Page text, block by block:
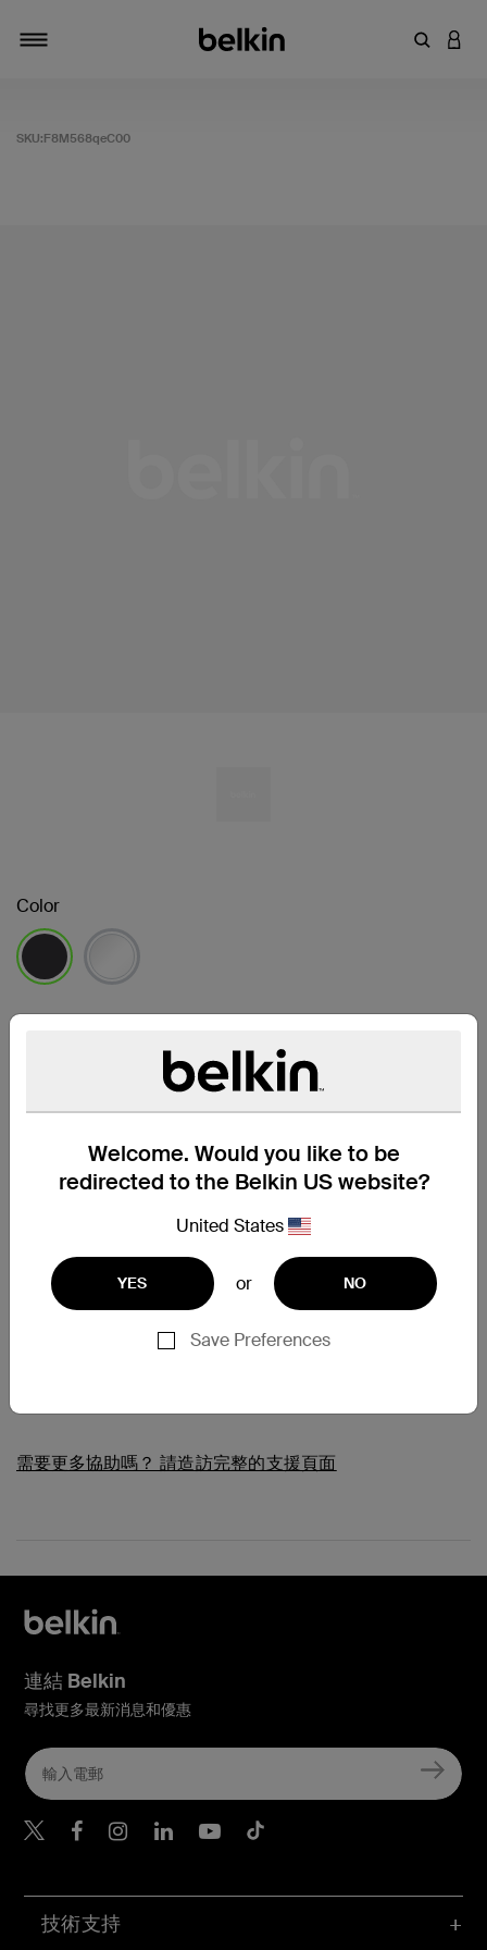
輸入關鍵
登入
Welcome. Would you like to be
redirected to the Belkin US website?
United States
YES or NO
Save Preferences
SKU:F8M568qeC00
Color
尋找零售商
需要更多協助嗎？ 請造訪完整的支援頁面
技術支持
連結 Belkin
尋找更多最新消息和優惠
Belkin Twitter
Belkin Hong Kong
Belkin Instagram
Belkin Hong Kong
Belkin Youtube
Belkin TikTok